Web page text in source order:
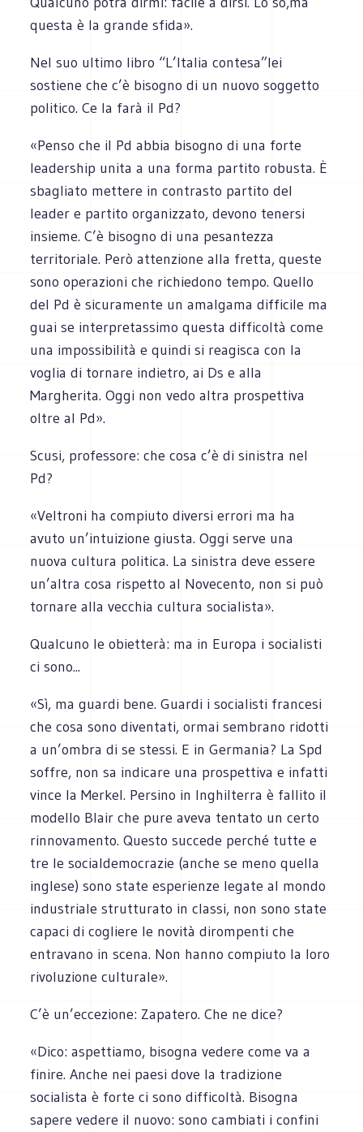
questa è la grande sfida».
Nel suo ultimo libro “L’Italia contesa”lei
sostiene che c’è bisogno di un nuovo soggetto
politico. Ce la farà il Pd?
«Penso che il Pd abbia bisogno di una forte
leadership unita a una forma partito robusta. È
sbagliato mettere in contrasto partito del
leader e partito organizzato, devono tenersi
insieme. C’è bisogno di una pesantezza
territoriale. Però attenzione alla fretta, queste
sono operazioni che richiedono tempo. Quello
del Pd è sicuramente un amalgama difficile ma
guai se interpretassimo questa difficoltà come
una impossibilità e quindi si reagisca con la
voglia di tornare indietro, ai Ds e alla
Margherita. Oggi non vedo altra prospettiva
oltre al Pd».
Scusi, professore: che cosa c’è di sinistra nel
Pd?
«Veltroni ha compiuto diversi errori ma ha
avuto un’intuizione giusta. Oggi serve una
nuova cultura politica. La sinistra deve essere
un’altra cosa rispetto al Novecento, non si può
tornare alla vecchia cultura socialista».
Qualcuno le obietterà: ma in Europa i socialisti
ci sono...
«Sì, ma guardi bene. Guardi i socialisti francesi
che cosa sono diventati, ormai sembrano ridotti
a un’ombra di se stessi. E in Germania? La Spd
soffre, non sa indicare una prospettiva e infatti
vince la Merkel. Persino in Inghilterra è fallito il
modello Blair che pure aveva tentato un certo
rinnovamento. Questo succede perché tutte e
tre le socialdemocrazie (anche se meno quella
inglese) sono state esperienze legate al mondo
industriale strutturato in classi, non sono state
capaci di cogliere le novità dirompenti che
entravano in scena. Non hanno compiuto la loro
rivoluzione culturale».
C’è un’eccezione: Zapatero. Che ne dice?
«Dico: aspettiamo, bisogna vedere come va a
finire. Anche nei paesi dove la tradizione
socialista è forte ci sono difficoltà. Bisogna
sapere vedere il nuovo: sono cambiati i confini